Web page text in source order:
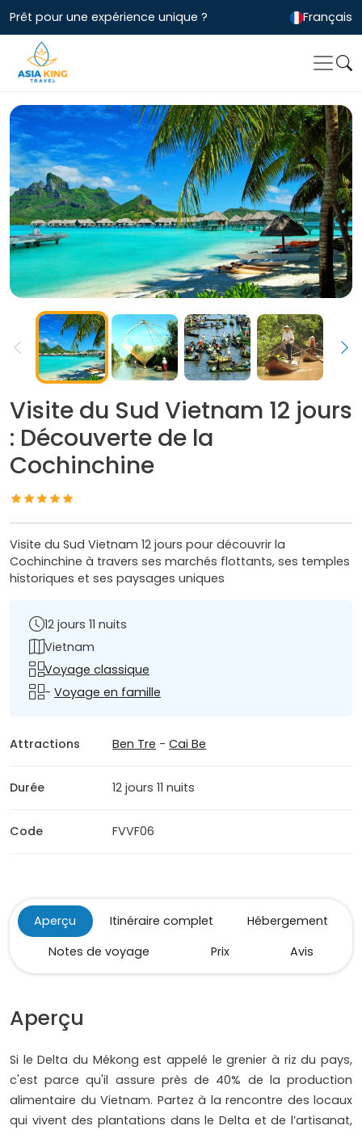
Prêt pour une expérience unique ? Français
Visite du Sud Vietnam 12 jours
: Découverte de la
Cochinchine
Visite du Sud Vietnam 12 jours pour découvrir la
Cochinchine à travers ses marchés flottants, ses temples
historiques et ses paysages uniques
12 jours 11 nuits
Vietnam
Voyage classique
- Voyage en famille
Attractions Ben Tre -Cai Be
Durée 12 jours 11 nuits
Code FVVF06
Aperçu Itinéraire complet
Hébergement
Notes de voyage
Prix Avis
Aperçu
Si le Delta du Mékong est appelé le grenier à riz du pays,
c'est parce qu'il assure près de 40% de la production
alimentaire du Vietnam. Partez à la rencontre des locaux
qui vivent des plantations dans le Delta et de l’artisanat,